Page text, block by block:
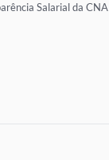
Salarial da CNA